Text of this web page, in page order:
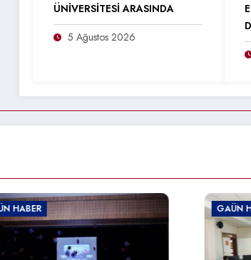
ÜNİVERSİTESİ ARASINDA
5 Ağustos 2026
GAÜN HABER